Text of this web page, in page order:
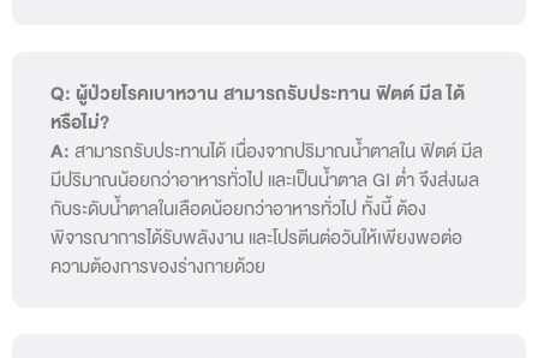
Q: ผู้ป่วยโรคเบาหวาน สามารถรับประทาน ฟิตต์ มีล ได้
หรือไม่?
A: สามารถรับประทานได้ เนื่องจากปริมาณน้ำตาลใน ฟิตต์ มีล
มีปริมาณน้อยกว่าอาหารทั่วไป และเป็นน้ำตาล GI ต่ำ จึงส่งผล
กับระดับน้ำตาลในเลือดน้อยกว่าอาหารทั่วไป ทั้งนี้ ต้อง
พิจารณาการได้รับพลังงาน และโปรตีนต่อวันให้เพียงพอต่อ
ความต้องการของร่างกายด้วย